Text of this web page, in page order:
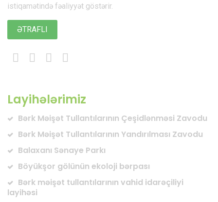
istiqamətində fəaliyyət göstərir.
ƏTRAFLI
Layihələrimiz
Bərk Məişət Tullantılarının Çeşidlənməsi Zavodu
Bərk Məişət Tullantılarının Yandırılması Zavodu
Balaxanı Sənaye Parkı
Böyükşor gölünün ekoloji bərpası
Bərk məişət tullantılarının vahid idarəçiliyi
layihəsi